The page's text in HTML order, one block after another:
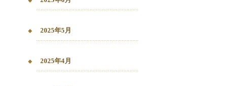
2025年5月
2025年4月